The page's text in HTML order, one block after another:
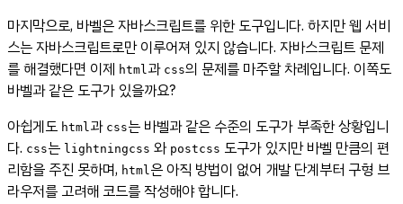
마지막으로, 바벨은 자바스크립트를 위한 도구입니다. 하지만 웹 서비
스는 자바스크립트로만 이루어져 있지 않습니다. 자바스크립트 문제
를 해결했다면 이제 html과 css의 문제를 마주할 차례입니다. 이쪽도
바벨과 같은 도구가 있을까요?
아쉽게도 html과 css는 바벨과 같은 수준의 도구가 부족한 상황입니
다. css는 lightningcss 와 postcss 도구가 있지만 바벨 만큼의 편
리함을 주진 못하며, html은 아직 방법이 없어 개발 단계부터 구형 브
라우저를 고려해 코드를 작성해야 합니다.